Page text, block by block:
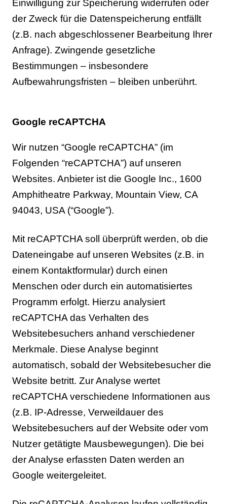
Einwilligung zur Speicherung widerrufen oder
der Zweck für die Datenspeicherung entfällt
(z.B. nach abgeschlossener Bearbeitung Ihrer
Anfrage). Zwingende gesetzliche
Bestimmungen – insbesondere
Aufbewahrungsfristen – bleiben unberührt.
Google reCAPTCHA
Wir nutzen “Google reCAPTCHA” (im
Folgenden “reCAPTCHA”) auf unseren
Websites. Anbieter ist die Google Inc., 1600
Amphitheatre Parkway, Mountain View, CA
94043, USA (“Google”).
Mit reCAPTCHA soll überprüft werden, ob die
Dateneingabe auf unseren Websites (z.B. in
einem Kontaktformular) durch einen
Menschen oder durch ein automatisiertes
Programm erfolgt. Hierzu analysiert
reCAPTCHA das Verhalten des
Websitebesuchers anhand verschiedener
Merkmale. Diese Analyse beginnt
automatisch, sobald der Websitebesucher die
Website betritt. Zur Analyse wertet
reCAPTCHA verschiedene Informationen aus
(z.B. IP-Adresse, Verweildauer des
Websitebesuchers auf der Website oder vom
Nutzer getätigte Mausbewegungen). Die bei
der Analyse erfassten Daten werden an
Google weitergeleitet.